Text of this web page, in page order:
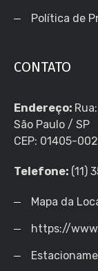
Política de
CONTATO
Endereço:
São Paulo / SP
CEP: 01405-002
Telefone: (11)
Mapa da
https://